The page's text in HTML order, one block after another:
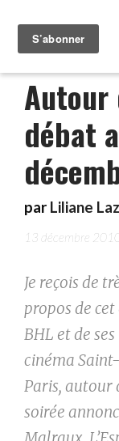
Autour
débat
par Liliane
13 décembre
Je reçois de
propos de
BHL et de
cinéma
Paris, autour
soirée